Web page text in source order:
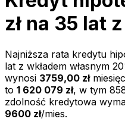
zł na 35 lat
Najniższa rata kredytu
lat z wkładem własnym 20
wynosi 3759,00 zł
to 1 620 079 zł, w tym
zdolność kredytowa
9600 zł/mies.